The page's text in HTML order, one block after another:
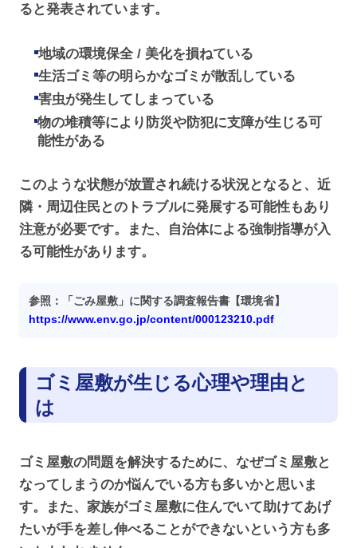
ると発表されています。
地域の環境保全 / 美化を損ねている
生活ゴミ等の明らかなゴミが散乱している
害虫が発生してしまっている
物の堆積等により防災や防犯に支障が生じる可
能性がある
このような状態が放置され続ける状況となると、近
隣・周辺住民とのトラブルに発展する可能性もあり
注意が必要です。また、自治体による強制指導が入
る可能性があります。
参照：「ごみ屋敷」に関する調査報告書【環境省】
https://www.env.go.jp/content/000123210.pdf
ゴミ屋敷が生じる心理や理由と
は
ゴミ屋敷の問題を解決するために、なぜゴミ屋敷と
なってしまうのか悩んでいる方も多いかと思いま
す。また、家族がゴミ屋敷に住んでいて助けてあげ
たいが手を差し伸べることができないという方も多